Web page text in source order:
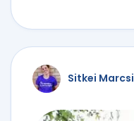
Sitkei Marcsi